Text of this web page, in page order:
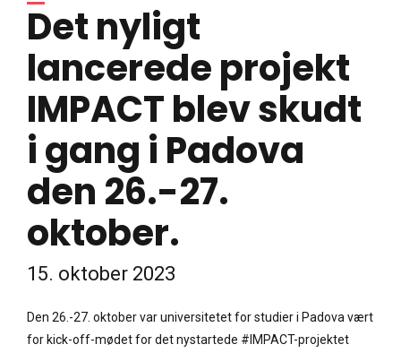
Det nyligt
lancerede projekt
IMPACT blev skudt
i gang i Padova
den 26.-27.
oktober.
15. oktober 2023
Den 26.-27. oktober var universitetet for studier i Padova vært
for kick-off-mødet for det nystartede #IMPACT-projektet